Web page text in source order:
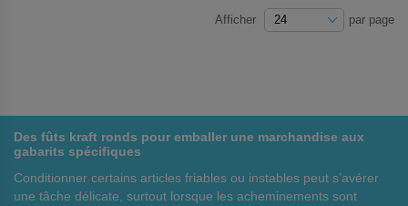
Afficher par page
Des fûts kraft ronds pour emballer une marchandise aux
gabarits spécifiques
Conditionner certains articles friables ou instables peut s’avérer
une tâche délicate, surtout lorsque les acheminements sont